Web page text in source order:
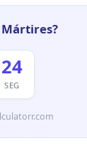
23
SEG